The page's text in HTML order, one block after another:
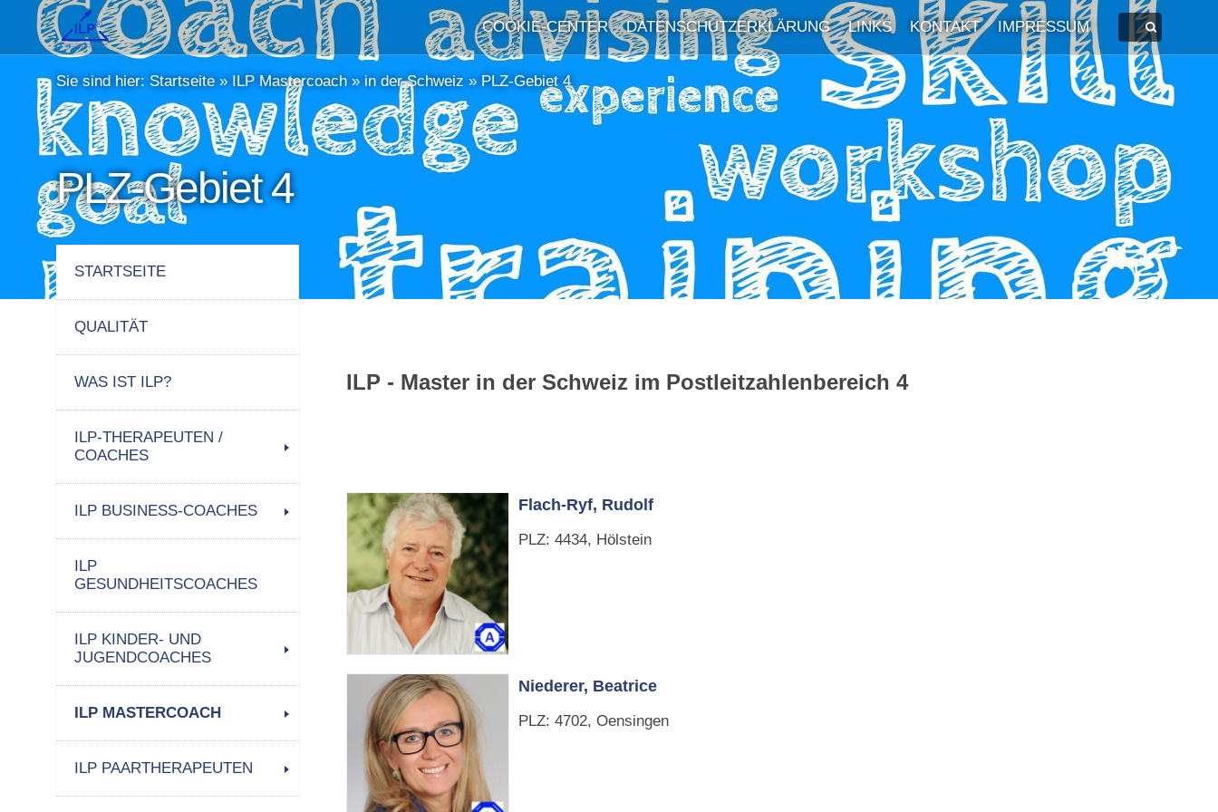
Sie sind hier: Startseite» ILP Mastercoach»in der Schweiz » PLZ-Gebiet 4
IMPRESSUM
KONTAKT
LINKS
DATENSCHUTZERKLÄRUNG
COOKIE-CENTER
PLZ-Gebiet 4
STARTSEITE
QUALITÄT
WAS IST ILP?
ILP-THERAPEUTEN /
COACHES
ILP BUSINESS-COACHES
ILP
GESUNDHEITSCOACHES
ILP KINDER- UND
JUGENDCOACHES
ILP MASTERCOACH
ILP PAARTHERAPEUTEN
ILP - Master in der Schweiz im Postleitzahlenbereich 4
Flach-Ryf, Rudolf
PLZ: 4434, Hölstein
Niederer, Beatrice
PLZ: 4702, Oensingen